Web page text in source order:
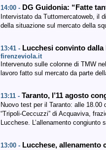
14:00 - DG Guidonia: “Fatte
Intervistato da Tuttomercatoweb, il
della situazione sul mercato della
13:41 - Lucchesi convinto
firenzeviola.it
Intervenuto sulle colonne di TMW
lavoro fatto sul mercato da parte
13:11 - Taranto, l’11 agosto
Nuovo test per il Taranto: alle
“Tripoli-Ceccuzzi” di Acquaviva,
Lucchese. L’allenamento congiunto
13:00 - Lucchese,